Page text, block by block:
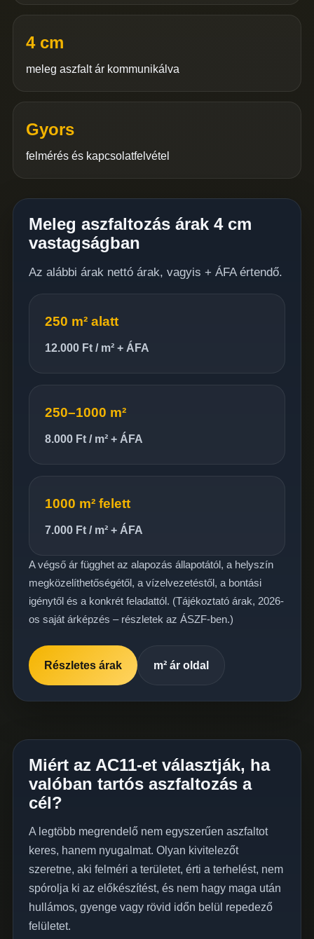
4 cm
meleg aszfalt ár kommunikálva
Gyors
felmérés és kapcsolatfelvétel
Meleg aszfaltozás árak 4 cm
vastagságban
Az alábbi árak nettó árak, vagyis + ÁFA értendő.
250 m² alatt
12.000 Ft / m² + ÁFA
250–1000 m²
8.000 Ft / m² + ÁFA
1000 m² felett
7.000 Ft / m² + ÁFA
A végső ár függhet az alapozás állapotától, a helyszín
megközelíthetőségétől, a vízelvezetéstől, a bontási
igénytől és a konkrét feladattól. (Tájékoztató árak, 2026-
os saját árképzés – részletek az ÁSZF-ben.)
Részletes árak m² ár oldal
Miért az AC11-et választják, ha
valóban tartós aszfaltozás a
cél?
A legtöbb megrendelő nem egyszerűen aszfaltot
keres, hanem nyugalmat. Olyan kivitelezőt
szeretne, aki felméri a területet, érti a terhelést, nem
spórolja ki az előkészítést, és nem hagy maga után
hullámos, gyenge vagy rövid időn belül repedező
felületet.